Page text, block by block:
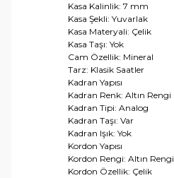
Kasa Kalinlik: 7 mm
Kasa Şekli: Yuvarlak
Kasa Materyali: Çelik
Kasa Taşı: Yok
Cam Özellik: Mineral
Tarz: Klasik Saatler
Kadran Yapısı
Kadran Renk: Altın Rengi
Kadran Tipi: Analog
Kadran Taşı: Var
Kadran Işık: Yok
Kordon Yapısı
Kordon Rengi: Altın Rengi
Kordon Özellik: Çelik